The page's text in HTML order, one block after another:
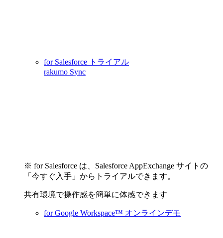
for Salesforce トライアル
rakumo Sync
※ for Salesforce は、Salesforce AppExchange サイトの
「今すぐ入手」からトライアルできます。
共有環境で操作感を簡単に体感できます
for Google Workspace™ オンラインデモ